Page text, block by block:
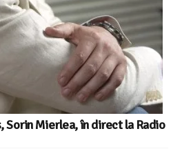
Sorin Mierlea, în direct la Radio